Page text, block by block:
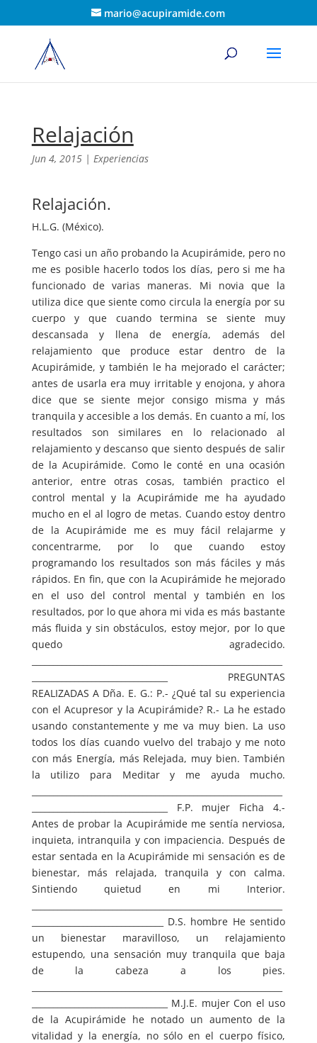
mario@acupiramide.com
Relajación
Jun 4, 2015| Experiencias
Relajación.
H.L.G. (México).
Tengo casi un año probando la Acupirámide, pero no
me es posible hacerlo todos los días, pero si me ha
funcionado de varias maneras. Mi novia que la
utiliza dice que siente como circula la energía por su
cuerpo y que cuando termina se siente muy
descansada y llena de energía, además del
relajamiento que produce estar dentro de la
Acupirámide, y también le ha mejorado el carácter;
antes de usarla era muy irritable y enojona, y ahora
dice que se siente mejor consigo misma y más
tranquila y accesible a los demás. En cuanto a mí, los
resultados son similares en lo relacionado al
relajamiento y descanso que siento después de salir
de la Acupirámide. Como le conté en una ocasión
anterior, entre otras cosas, también practico el
control mental y la Acupirámide me ha ayudado
mucho en el al logro de metas. Cuando estoy dentro
de la Acupirámide me es muy fácil relajarme y
concentrarme, por lo que cuando estoy
programando los resultados son más fáciles y más
rápidos. En fin, que con la Acupirámide he mejorado
en el uso del control mental y también en los
resultados, por lo que ahora mi vida es más bastante
más fluida y sin obstáculos, estoy mejor, por lo que
quedo agradecido.
________________________________ PREGUNTAS
REALIZADAS A Dña. E. G.: P.- ¿Qué tal su experiencia
con el Acupresor y la Acupirámide? R.- La he estado
usando constantemente y me va muy bien. La uso
todos los días cuando vuelvo del trabajo y me noto
con más Energía, más Relejada, muy bien. También
la utilizo para Meditar y me ayuda mucho.
________________________________ F.P. mujer Ficha 4.-
Antes de probar la Acupirámide me sentía nerviosa,
inquieta, intranquila y con impaciencia. Después de
estar sentada en la Acupirámide mi sensación es de
bienestar, más relajada, tranquila y con calma.
Sintiendo quietud en mi Interior.
_______________________________ D.S. hombre He sentido
un bienestar maravilloso, un relajamiento
estupendo, una sensación muy tranquila que baja
de la cabeza a los pies.
________________________________ M.J.E. mujer Con el uso
de la Acupirámide he notado un aumento de la
vitalidad y la energía, no sólo en el cuerpo físico,